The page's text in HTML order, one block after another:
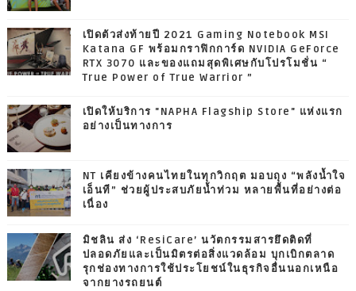
เปิดตัวส่งท้ายปี 2021 Gaming Notebook MSI
Katana GF พร้อมกราฟิกการ์ด NVIDIA GeForce
RTX 3070 และของแถมสุดพิเศษกับโปรโมชั่น “
True Power of True Warrior ”
เปิดให้บริการ "NAPHA Flagship Store" แห่งแรก
อย่างเป็นทางการ
NT เคียงข้างคนไทยในทุกวิกฤต มอบถุง “พลังน้ำใจ
เอ็นที” ช่วยผู้ประสบภัยน้ำท่วม หลายพื้นที่อย่างต่อ
เนื่อง
มิชลิน ส่ง ‘ResiCare’ นวัตกรรมสารยึดติดที่
ปลอดภัยและเป็นมิตรต่อสิ่งแวดล้อม บุกเบิกตลาด
รุกช่องทางการใช้ประโยชน์ในธุรกิจอื่นนอกเหนือ
จากยางรถยนต์